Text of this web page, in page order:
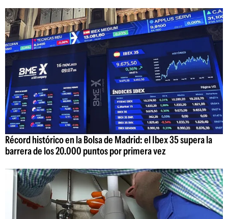
Récord histórico en la Bolsa de Madrid: el Ibex 35 supera la
barrera de los 20.000 puntos por primera vez